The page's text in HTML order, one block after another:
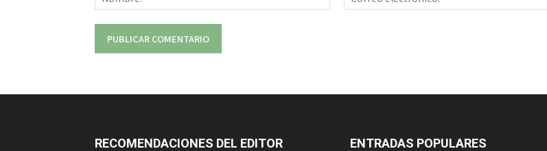
RECOMENDACIONES DEL EDITOR ENTRADAS POPULARES